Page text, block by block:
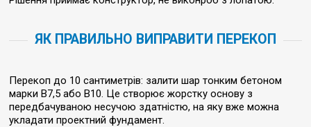
ЯК ПРАВИЛЬНО ВИПРАВИТИ ПЕРЕКОП
Перекоп до 10 сантиметрів: залити шар тонким бетоном
марки В7,5 або В10. Це створює жорстку основу з
передбачуваною несучою здатністю, на яку вже можна
укладати проектний фундамент.